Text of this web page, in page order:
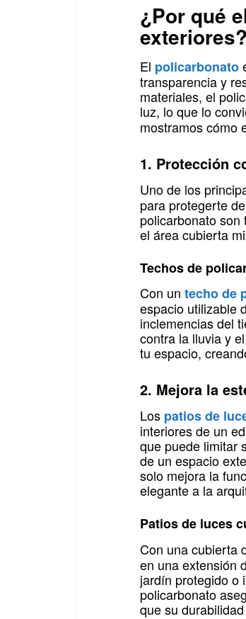
¿Por qué
exteriores?
El policarbonato
transparencia y
materiales, el
luz, lo que lo
mostramos cómo
1. Protección
Uno de los
para protegerte
policarbonato
el área cubierta
Techos de
Con un techo de
espacio utilizable
inclemencias del
contra la lluvia y
tu espacio,
2. Mejora la
Los patios de
interiores de un
que puede limitar
de un espacio
solo mejora la
elegante a la
Patios de luces
Con una cubierta
en una extensión
jardín protegido o
policarbonato
que su